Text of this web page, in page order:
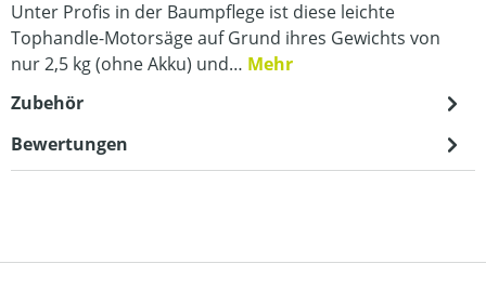
Unter Profis in der Baumpflege ist diese leichte
Tophandle-Motorsäge auf Grund ihres Gewichts von
nur 2,5 kg (ohne Akku) und… Mehr
Zubehör
Bewertungen